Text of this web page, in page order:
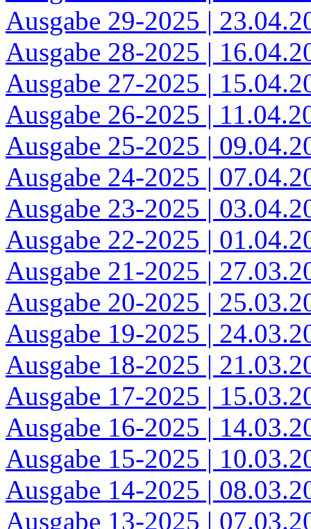
Ausgabe 29-2025 |
Ausgabe 28-2025 |
Ausgabe 27-2025 |
Ausgabe 26-2025 |
Ausgabe 25-2025 |
Ausgabe 24-2025 |
Ausgabe 23-2025 |
Ausgabe 22-2025 |
Ausgabe 21-2025 |
Ausgabe 20-2025 |
Ausgabe 19-2025 |
Ausgabe 18-2025 |
Ausgabe 17-2025 |
Ausgabe 16-2025 |
Ausgabe 15-2025 |
Ausgabe 14-2025 |
Ausgabe 13-2025 |